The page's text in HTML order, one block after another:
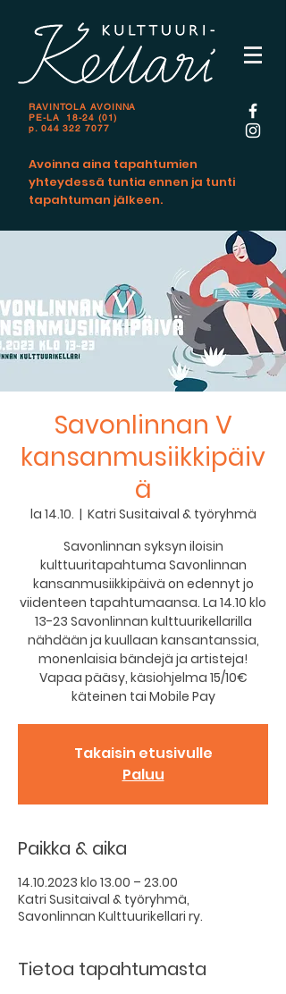
RAVINTOLA AVOINNA
PE-LA 18-24 (01)
p. 044 322 7077
Avoinna aina tapahtumien
yhteydessä tuntia ennen ja tunti
tapahtuman jälkeen.
Savonlinnan V
kansanmusiikkipäiv
ä
la 14.10.
  |
Katri Susitaival & työryhmä
Savonlinnan syksyn iloisin
kulttuuritapahtuma Savonlinnan
kansanmusiikkipäivä on edennyt jo
viidenteen tapahtumaansa. La 14.10 klo
13-23 Savonlinnan kulttuurikellarilla
nähdään ja kuullaan kansantanssia,
monenlaisia bändejä ja artisteja!
Vapaa pääsy, käsiohjelma 15/10€
käteinen tai Mobile Pay
Takaisin etusivulle
Paluu
Paikka & aika
14.10.2023 klo 13.00 – 23.00
Katri Susitaival & työryhmä,
Savonlinnan Kulttuurikellari ry.
Tietoa tapahtumasta